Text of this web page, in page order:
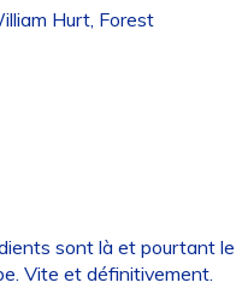
Hurt, Forest
sont là et pourtant le
Vite et définitivement.